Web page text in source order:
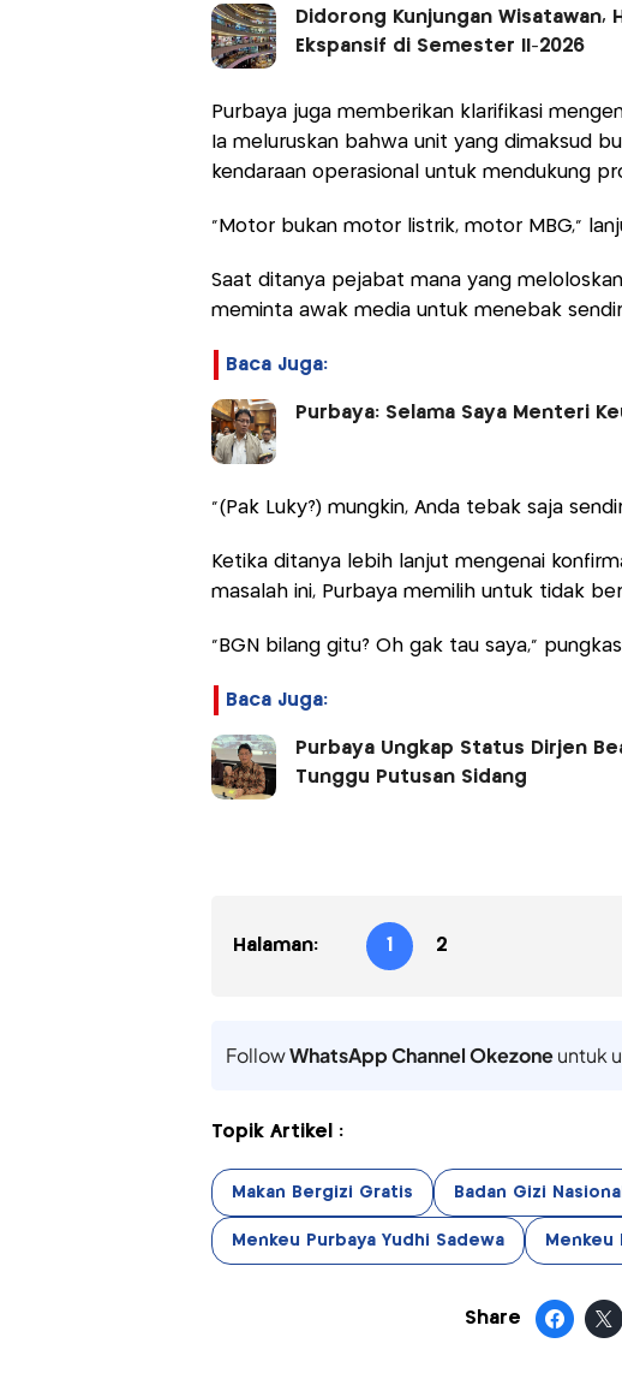
Didorong Kunjungan Wisatawan,
Ekspansif di Semester II-2026
Purbaya juga memberikan klarifikasi
Ia meluruskan bahwa unit yang dimaksud
kendaraan operasional untuk mendukung
"Motor bukan motor listrik, motor MBG,"
Saat ditanya pejabat mana yang
meminta awak media untuk menebak
Baca Juga:
Purbaya: Selama Saya Menteri
“(Pak Luky?) mungkin, Anda tebak saja
Ketika ditanya lebih lanjut mengenai
masalah ini, Purbaya memilih untuk tidak
"BGN bilang gitu? Oh gak tau saya,"
Baca Juga:
Purbaya Ungkap Status Dirjen
Tunggu Putusan Sidang
Halaman: 1 2
FollowWhatsApp Channel Okezoneuntuk
Topik Artikel :
Makan Bergizi Gratis Badan Gizi Nasional
Menkeu Purbaya Yudhi Sadewa Menkeu
Share